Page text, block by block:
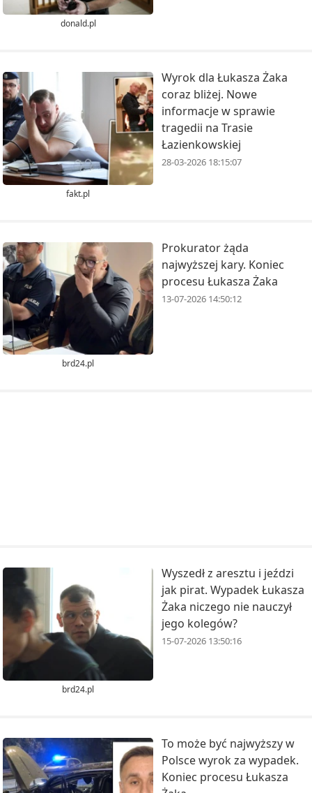
donald.pl
fakt.pl
Wyrok dla Łukasza Żaka
coraz bliżej. Nowe
informacje w sprawie
tragedii na Trasie
Łazienkowskiej
28-03-2026 18:15:07
brd24.pl
Prokurator żąda
najwyższej kary. Koniec
procesu Łukasza Żaka
13-07-2026 14:50:12
brd24.pl
Wyszedł z aresztu i jeździ
jak pirat. Wypadek Łukasza
Żaka niczego nie nauczył
jego kolegów?
15-07-2026 13:50:16
To może być najwyższy w
Polsce wyrok za wypadek.
Koniec procesu Łukasza